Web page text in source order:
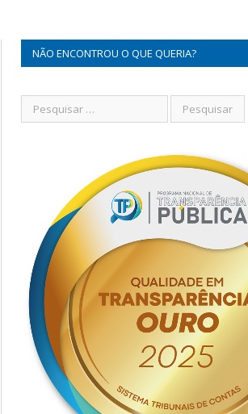
NÃO ENCONTROU O QUE QUERIA?